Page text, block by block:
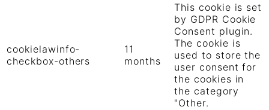
cookielawinfo-
checkbox-others
11
months
This cookie is set
by GDPR Cookie
Consent plugin.
The cookie is
used to store the
user consent for
the cookies in
the category
"Other.